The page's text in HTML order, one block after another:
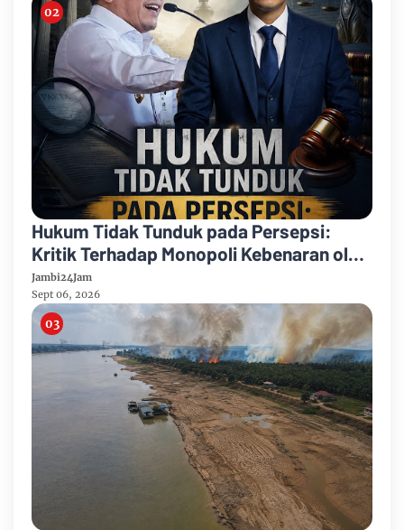
Hukum Tidak Tunduk pada Persepsi:
Kritik Terhadap Monopoli Kebenaran oleh
Media dan Aktivis
Jambi24Jam
Sept 06, 2026